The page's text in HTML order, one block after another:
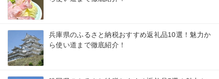
兵庫県のふるさと納税おすすめ返礼品10選！魅力か
ら使い道まで徹底紹介！